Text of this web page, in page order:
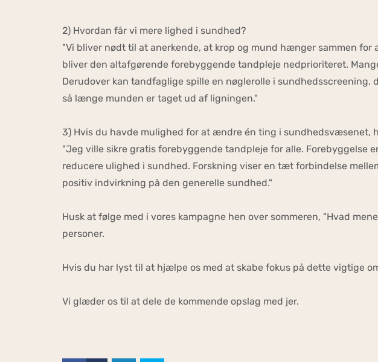
2) Hvordan får vi mere lighed i sundhed?
"Vi bliver nødt til at anerkende, at krop og mund hænger sammen
bliver den altafgørende forebyggende tandpleje nedprioriteret.
Derudover kan tandfaglige spille en nøglerolle i
så længe munden er taget ud af ligningen."
3) Hvis du havde mulighed for at ændre én ting i sundhedsvæsenet,
"Jeg ville sikre gratis forebyggende tandpleje for alle.
reducere ulighed i sundhed. Forskning viser en tæt forbindelse
positiv indvirkning på den generelle sundhed."
Husk at følge med i vores kampagne hen over sommeren, "Hvad
personer.
Hvis du har lyst til at hjælpe os med at skabe fokus på dette vigtige
Vi glæder os til at dele de kommende opslag med jer.